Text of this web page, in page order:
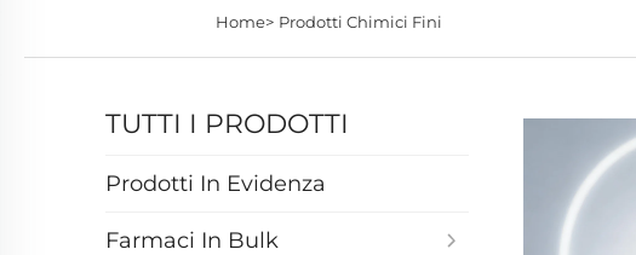
Home> Prodotti Chimici Fini
TUTTI I PRODOTTI
Prodotti In Evidenza
Farmaci In Bulk